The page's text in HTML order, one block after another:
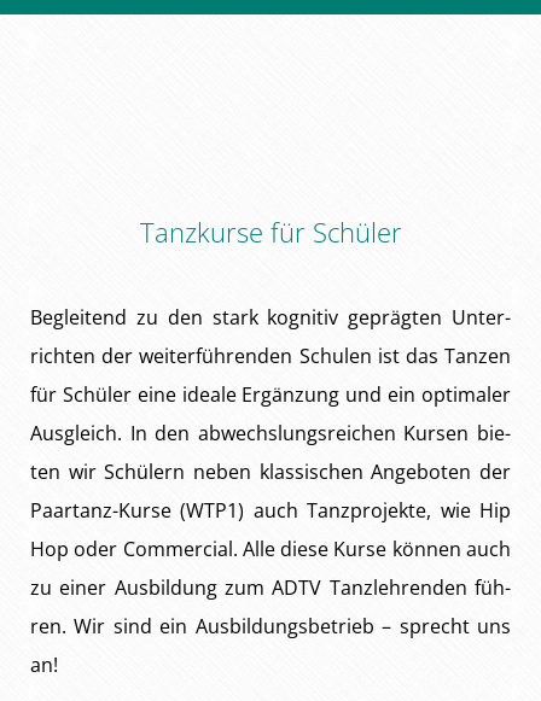
Tanzkurse für Schüler
Be­glei­tend zu den stark ko­gni­tiv ge­präg­ten Un­ter­
rich­ten der wei­ter­füh­ren­den Schu­len ist das Tan­zen
für Schü­ler ei­ne idea­le Er­gän­zung und ein op­ti­ma­ler
Aus­gleich. In den ab­wechs­lungs­rei­chen Kur­sen bie­
ten wir Schü­lern ne­ben klas­si­schen An­ge­bo­ten der
Paar­tanz-Kur­se (WT­P1) auch Tanz­pro­jek­te, wie Hip
Hop oder Com­mer­ci­al. Al­le die­se Kur­se kön­nen auch
zu ei­ner Aus­bil­dung zum ADTV Tanz­leh­ren­den füh­
ren. Wir sind ein Aus­bil­dungs­be­trieb – sprecht uns
an!